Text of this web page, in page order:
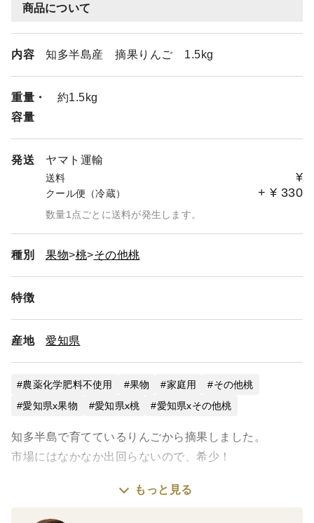
商品について
内容 知多半島産 摘果りんご 1.5kg
重量・
容量
約1.5kg
発送 ヤマト運輸
送料 ¥
クール便（冷蔵） + ¥ 330
数量1点ごとに送料が発生します。
種別 果物 桃 その他桃
特徴
産地 愛知県
農薬化学肥料不使用 果物 家庭用
その他桃
愛知県x果物
愛知県x桃 愛知県xその他桃
知多半島で育てているりんごから摘果しました。
市場にはなかなか出回らないので、希少！
生食には向きませんので、ジャム、リンゴ酢、りんご
もっと見る